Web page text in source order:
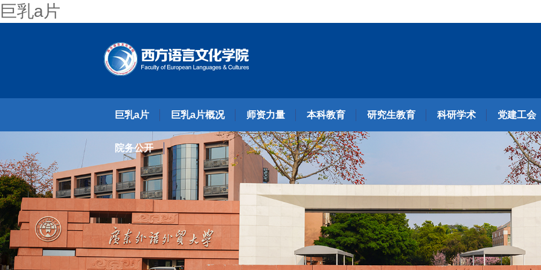
巨乳a片
巨乳a片 巨乳a片概况 师资力量 本科教育 研究生教育 科研学术 党建工会
院务公开